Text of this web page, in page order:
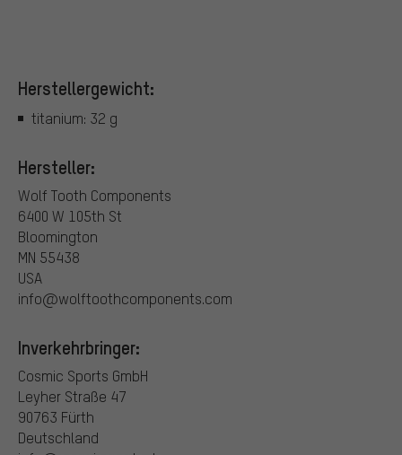
Herstellergewicht:
titanium: 32 g
Hersteller:
Wolf Tooth Components
6400 W 105th St
Bloomington
MN 55438
USA
info@wolftoothcomponents.com
Inverkehrbringer:
Cosmic Sports GmbH
Leyher Straße 47
90763 Fürth
Deutschland